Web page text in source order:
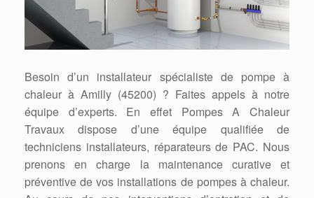
Besoin d’un installateur spécialiste de pompe à
chaleur à Amilly (45200) ? Faites appels à notre
équipe d’experts. En effet Pompes A Chaleur
Travaux dispose d’une équipe qualifiée de
techniciens installateurs, réparateurs de PAC. Nous
prenons en charge la maintenance curative et
préventive de vos installations de pompes à chaleur.